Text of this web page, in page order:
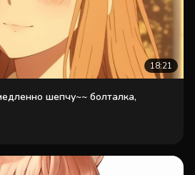
18:21
шепчу~~ болталка,